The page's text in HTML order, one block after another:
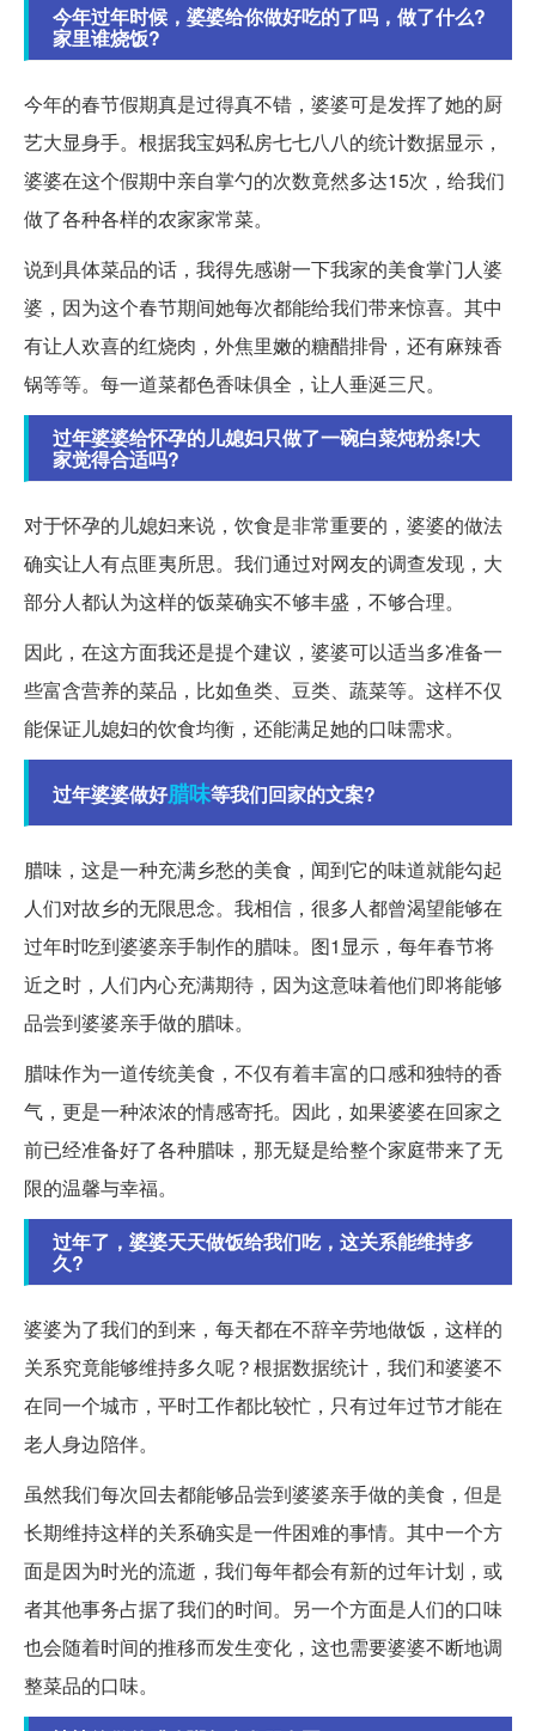
今年过年时候，婆婆给你做好吃的了吗，做了什么?
家里谁烧饭?
今年的春节假期真是过得真不错，婆婆可是发挥了她的厨
艺大显身手。根据我宝妈私房七七八八的统计数据显示，
婆婆在这个假期中亲自掌勺的次数竟然多达15次，给我们
做了各种各样的农家家常菜。
说到具体菜品的话，我得先感谢一下我家的美食掌门人婆
婆，因为这个春节期间她每次都能给我们带来惊喜。其中
有让人欢喜的红烧肉，外焦里嫩的糖醋排骨，还有麻辣香
锅等等。每一道菜都色香味俱全，让人垂涎三尺。
过年婆婆给怀孕的儿媳妇只做了一碗白菜炖粉条!大
家觉得合适吗?
对于怀孕的儿媳妇来说，饮食是非常重要的，婆婆的做法
确实让人有点匪夷所思。我们通过对网友的调查发现，大
部分人都认为这样的饭菜确实不够丰盛，不够合理。
因此，在这方面我还是提个建议，婆婆可以适当多准备一
些富含营养的菜品，比如鱼类、豆类、蔬菜等。这样不仅
能保证儿媳妇的饮食均衡，还能满足她的口味需求。
过年婆婆做好腊味等我们回家的文案?
腊味，这是一种充满乡愁的美食，闻到它的味道就能勾起
人们对故乡的无限思念。我相信，很多人都曾渴望能够在
过年时吃到婆婆亲手制作的腊味。图1显示，每年春节将
近之时，人们内心充满期待，因为这意味着他们即将能够
品尝到婆婆亲手做的腊味。
腊味作为一道传统美食，不仅有着丰富的口感和独特的香
气，更是一种浓浓的情感寄托。因此，如果婆婆在回家之
前已经准备好了各种腊味，那无疑是给整个家庭带来了无
限的温馨与幸福。
过年了，婆婆天天做饭给我们吃，这关系能维持多
久?
婆婆为了我们的到来，每天都在不辞辛劳地做饭，这样的
关系究竟能够维持多久呢？根据数据统计，我们和婆婆不
在同一个城市，平时工作都比较忙，只有过年过节才能在
老人身边陪伴。
虽然我们每次回去都能够品尝到婆婆亲手做的美食，但是
长期维持这样的关系确实是一件困难的事情。其中一个方
面是因为时光的流逝，我们每年都会有新的过年计划，或
者其他事务占据了我们的时间。另一个方面是人们的口味
也会随着时间的推移而发生变化，这也需要婆婆不断地调
整菜品的口味。